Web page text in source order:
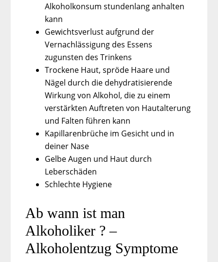
Alkoholkonsum stundenlang anhalten
kann
Gewichtsverlust aufgrund der
Vernachlässigung des Essens
zugunsten des Trinkens
Trockene Haut, spröde Haare und
Nägel durch die dehydratisierende
Wirkung von Alkohol, die zu einem
verstärkten Auftreten von Hautalterung
und Falten führen kann
Kapillarenbrüche im Gesicht und in
deiner Nase
Gelbe Augen und Haut durch
Leberschäden
Schlechte Hygiene
Ab wann ist man
Alkoholiker ? –
Alkoholentzug Symptome